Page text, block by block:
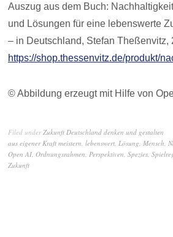
Auszug aus dem Buch:
und Lösungen für eine lebenswerte
– in Deutschland, Stefan
https://shop.thessenvitz.de/produkt/
© Abbildung erzeugt mit Hilfe von
Filed underZukunft Deutschland denken und gestalten
aus eigener Kraft meistern, lebenswert, Lösung, Mensch,
Open AI, Ordnungsrahmen, Perspektiven, Spezies,
Zukunft